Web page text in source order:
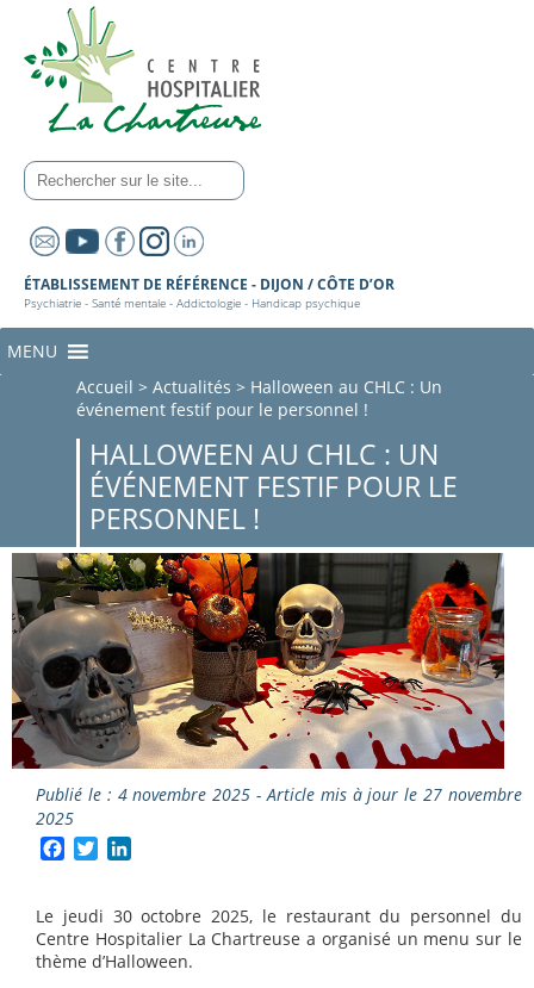
ÉTABLISSEMENT DE RÉFÉRENCE - DIJON / CÔTE D’OR
Psychiatrie - Santé mentale - Addictologie - Handicap psychique
MENU
Accueil > Actualités > Halloween au CHLC : Un
événement festif pour le personnel !
HALLOWEEN AU CHLC : UN
ÉVÉNEMENT FESTIF POUR LE
PERSONNEL !
Publié le : 4 novembre 2025 - Article mis à jour le 27 novembre
2025
Facebook
Twitter
Le jeudi 30 octobre 2025, le restaurant du personnel du
Centre Hospitalier La Chartreuse a organisé un menu sur le
thème d’Halloween.